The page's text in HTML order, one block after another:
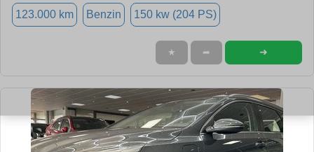
123.000 km Benzin 150 kw (204 PS)
★ ➦ ➜